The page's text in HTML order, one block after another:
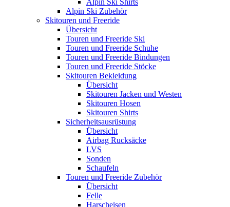
Alpin Ski Shirts
Alpin Ski Zubehör
Skitouren und Freeride
Übersicht
Touren und Freeride Ski
Touren und Freeride Schuhe
Touren und Freeride Bindungen
Touren und Freeride Stöcke
Skitouren Bekleidung
Übersicht
Skitouren Jacken und Westen
Skitouren Hosen
Skitouren Shirts
Sicherheitsausrüstung
Übersicht
Airbag Rucksäcke
LVS
Sonden
Schaufeln
Touren und Freeride Zubehör
Übersicht
Felle
Harscheisen